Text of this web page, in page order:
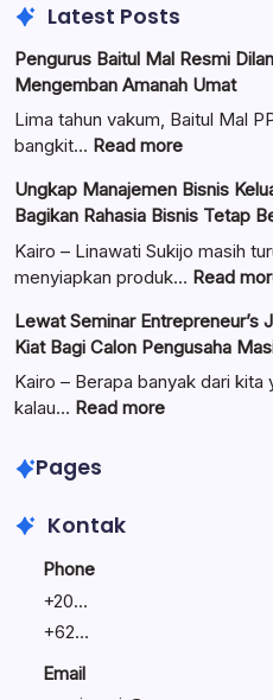
Latest Posts
Pengurus Baitul Mal Resmi
Mengemban Amanah Umat
Lima tahun vakum, Baitul Mal
bangkit… Read more:
Baitul
Mal
Resmi
Dilantik:
Komitmen
Amanah
Ungkap Manajemen Bisnis
Bagikan Rahasia Bisnis Tetap
Kairo – Linawati Sukijo masih
menyiapkan produk… Read
Lewat Seminar Entrepreneur’s
Kiat Bagi Calon Pengusaha
Kairo – Berapa banyak dari kita
kalau… Read more:
Pages
Kontak
Phone
+20...
+62...
Email